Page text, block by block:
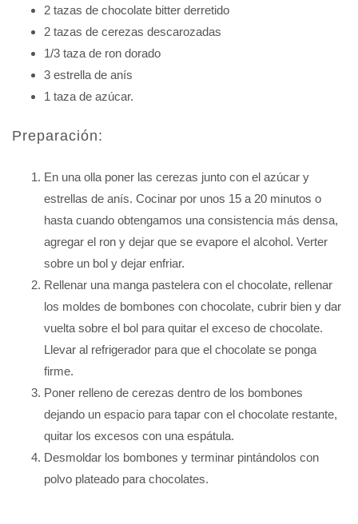
2 tazas de chocolate bitter derretido
2 tazas de cerezas descarozadas
1/3 taza de ron dorado
3 estrella de anís
1 taza de azúcar.
Preparación:
En una olla poner las cerezas junto con el azúcar y
estrellas de anís. Cocinar por unos 15 a 20 minutos o
hasta cuando obtengamos una consistencia más densa,
agregar el ron y dejar que se evapore el alcohol. Verter
sobre un bol y dejar enfriar.
Rellenar una manga pastelera con el chocolate, rellenar
los moldes de bombones con chocolate, cubrir bien y dar
vuelta sobre el bol para quitar el exceso de chocolate.
Llevar al refrigerador para que el chocolate se ponga
firme.
Poner relleno de cerezas dentro de los bombones
dejando un espacio para tapar con el chocolate restante,
quitar los excesos con una espátula.
Desmoldar los bombones y terminar pintándolos con
polvo plateado para chocolates.